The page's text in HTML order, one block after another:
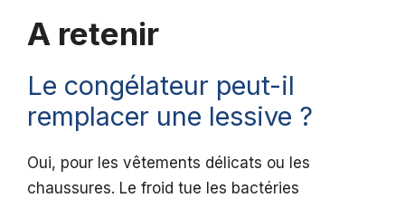
A retenir
Le congélateur peut-il
remplacer une lessive ?
Oui, pour les vêtements délicats ou les
chaussures. Le froid tue les bactéries